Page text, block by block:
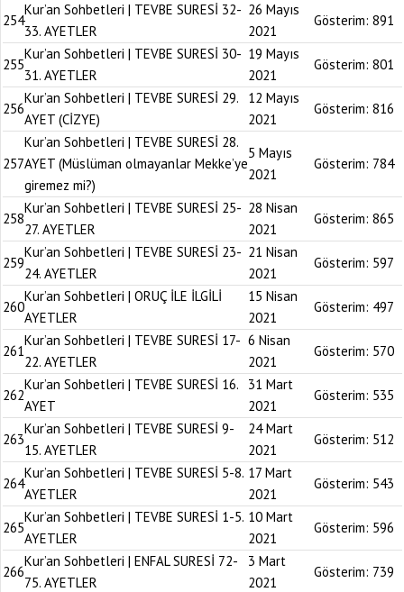
254
Kur’an Sohbetleri | TEVBE SURESİ 32-
33. AYETLER
26 Mayıs
2021
Gösterim: 891
255
Kur’an Sohbetleri | TEVBE SURESİ 30-
31. AYETLER
19 Mayıs
2021
Gösterim: 801
256
Kur’an Sohbetleri | TEVBE SURESİ 29.
AYET (CİZYE)
12 Mayıs
2021
Gösterim: 816
257
Kur’an Sohbetleri | TEVBE SURESİ 28.
AYET (Müslüman olmayanlar Mekke’ye
giremez mi?)
5 Mayıs
2021
Gösterim: 784
258
Kur’an Sohbetleri | TEVBE SURESİ 25-
27. AYETLER
28 Nisan
2021
Gösterim: 865
259
Kur’an Sohbetleri | TEVBE SURESİ 23-
24. AYETLER
21 Nisan
2021
Gösterim: 597
260
Kur’an Sohbetleri | ORUÇ İLE İLGİLİ
AYETLER
15 Nisan
2021
Gösterim: 497
261
Kur’an Sohbetleri | TEVBE SURESİ 17-
22. AYETLER
6 Nisan
2021
Gösterim: 570
262
Kur’an Sohbetleri | TEVBE SURESİ 16.
AYET
31 Mart
2021
Gösterim: 535
263
Kur’an Sohbetleri | TEVBE SURESİ 9-
15. AYETLER
24 Mart
2021
Gösterim: 512
264
Kur’an Sohbetleri | TEVBE SURESİ 5-8.
AYETLER
17 Mart
2021
Gösterim: 543
265
Kur’an Sohbetleri | TEVBE SURESİ 1-5.
AYETLER
10 Mart
2021
Gösterim: 596
266
Kur’an Sohbetleri | ENFAL SURESİ 72-
75. AYETLER
3 Mart
2021
Gösterim: 739